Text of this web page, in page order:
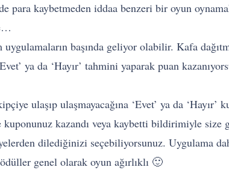
para kaybetmeden iddaa benzeri bir oyun
başında geliyor olabilir. Kafa
ya da ‘Hayır’ tahmini yaparak puan
ulaşıp ulaşmayacağına ‘Evet’ ya da ‘Hayır’
kazandı veya kaybetti bildirimiyle size
dilediğinizi seçebiliyorsunuz. Uygulama
genel olarak oyun ağırlıklı 🙂